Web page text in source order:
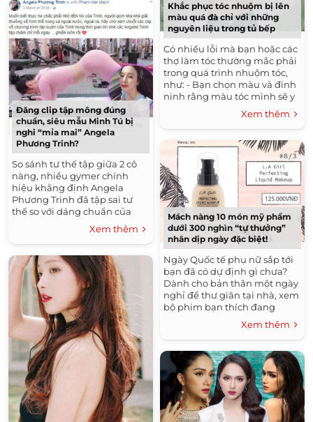
Đăng clip tập mông đúng
chuẩn, siêu mẫu Minh Tú bị
nghi “mỉa mai” Angela
Phương Trinh?
So sánh tư thế tập giữa 2 cô
nàng, nhiều gymer chính
hiệu khẳng định Angela
Phương Trinh đã tập sai tư
thế so với dáng chuẩn của
Minh Tú. Đều là hai nhan sắc
nóng bỏng đi theo hình...
Xem thêm
Khắc phục tóc nhuộm bị lên
màu quá đà chỉ với những
nguyên liệu trong tủ bếp
Có nhiều lỗi mà bạn hoặc các
thợ làm tóc thường mắc phải
trong quá trình nhuộm tóc,
như: - Bạn chọn màu và đinh
ninh rằng màu tóc mình sẽ y
chang như màu mẫu. - Chọn
màu quá sáng hoặc...
Xem thêm
Mách nàng 10 món mỹ phẩm
dưới 300 nghìn “tự thưởng”
nhân dịp ngày đặc biệt!
Ngày Quốc tế phụ nữ sắp tới
bạn đã có dự định gì chưa?
Dành cho bản thân một ngày
nghỉ để thư giãn tại nhà, xem
bộ phim bạn thích đang
chiếu ngoài rạp hay chỉ đơn
Xem thêm